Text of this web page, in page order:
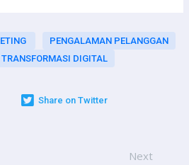
PENGALAMAN PELANGGAN
TRANSFORMASI DIGITAL
Share on Twitter
Next